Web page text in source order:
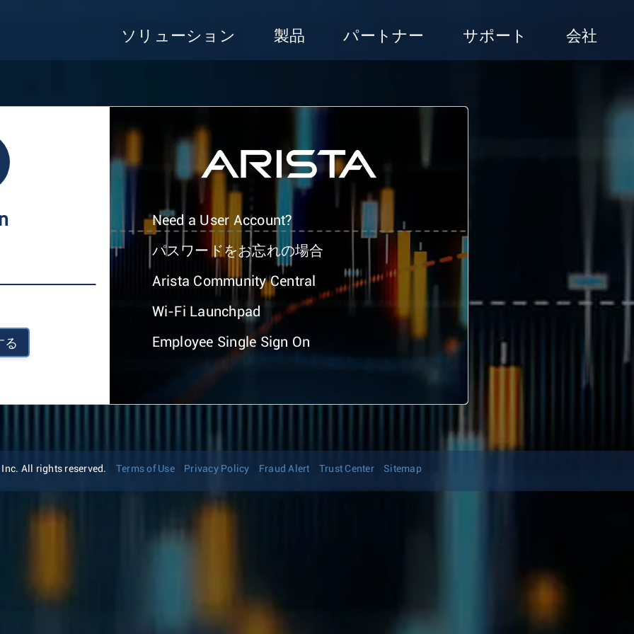
ソリューション 製品 パートナー サポート 会社
る
Need a User Account?
パスワードをお忘れの場合
Arista Community Central
Wi-Fi Launchpad
Employee Single Sign On
All rights reserved. Terms of Use Privacy Policy Fraud Alert Trust Center Sitemap